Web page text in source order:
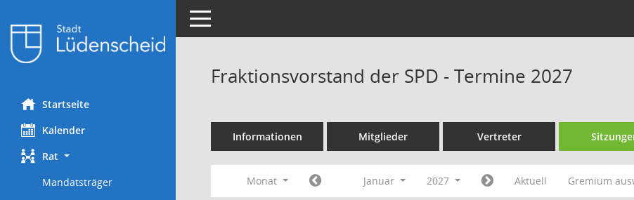
Startseite
Kalender
Rat
Mandatsträger
Toggle navigation
Fraktionsvorstand der SPD - Termine 2027
Informationen Mitglieder Vertreter
Monat Januar 2027 Aktuell Gremium